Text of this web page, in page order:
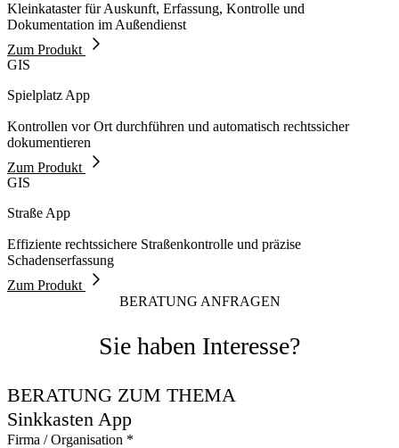
Kleinkataster für Auskunft, Erfassung, Kontrolle und
Dokumentation im Außendienst
Zum Produkt
GIS
Spielplatz App
Kontrollen vor Ort durchführen und automatisch rechtssicher
dokumentieren
Zum Produkt
GIS
Straße App
Effiziente rechtssichere Straßenkontrolle und präzise
Schadenserfassung
Zum Produkt
BERATUNG ANFRAGEN
Sie haben Interesse?
BERATUNG ZUM THEMA
Sinkkasten App
Firma / Organisation *